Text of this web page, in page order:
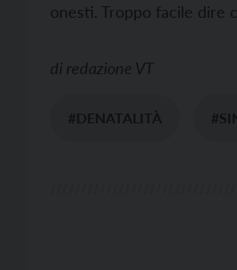
onesti. Troppo facile dire
di redazione VT
#DENATALITÀ